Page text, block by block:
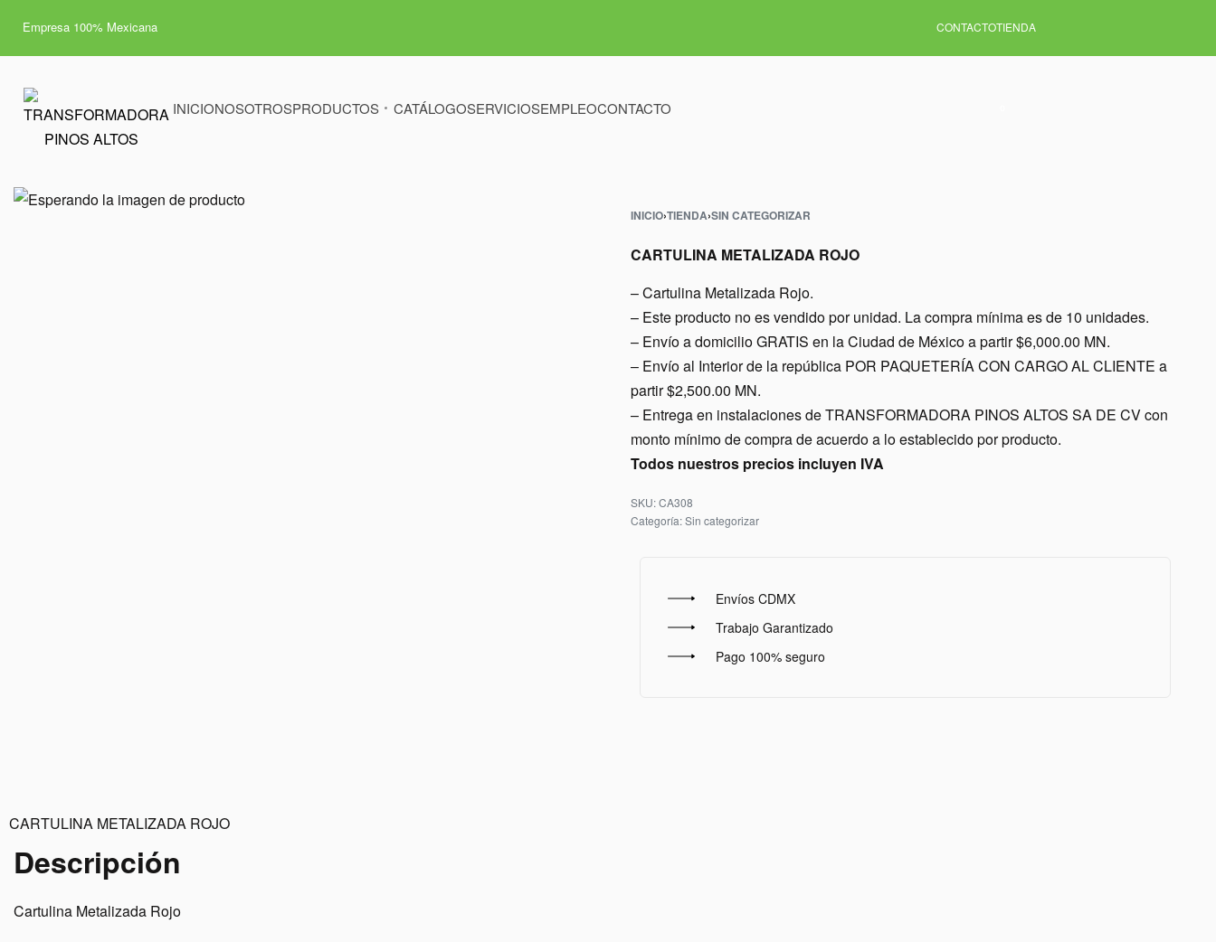
Empresa 100% Mexicana CONTACTOTIENDA
INICIONOSOTROSPRODUCTOS CATÁLOGOSERVICIOSEMPLEOCONTACTO
INICIO›TIENDA›SIN CATEGORIZAR
CARTULINA METALIZADA ROJO
– Cartulina Metalizada Rojo.
– Este producto no es vendido por unidad. La compra mínima es de 10 unidades.
– Envío a domicilio GRATIS en la Ciudad de México a partir $6,000.00 MN.
– Envío al Interior de la república POR PAQUETERÍA CON CARGO AL CLIENTE a
partir $2,500.00 MN.
– Entrega en instalaciones de TRANSFORMADORA PINOS ALTOS SA DE CV con
monto mínimo de compra de acuerdo a lo establecido por producto.
Todos nuestros precios incluyen IVA
CA308
Categoría:Sin categorizar
Envíos CDMX
Trabajo Garantizado
Pago 100% seguro
CARTULINA METALIZADA ROJO
Descripción
Cartulina Metalizada Rojo